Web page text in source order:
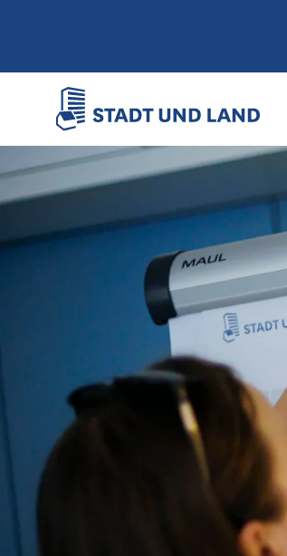
Online-Bewerbung